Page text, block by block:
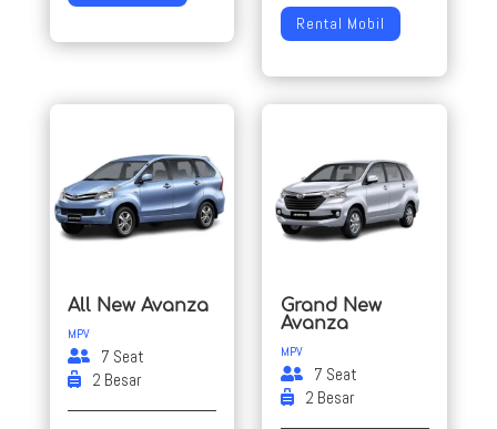
Rental Mobil
All New Avanza
MPV
7 Seat
2 Besar
Grand New
Avanza
MPV
7 Seat
2 Besar